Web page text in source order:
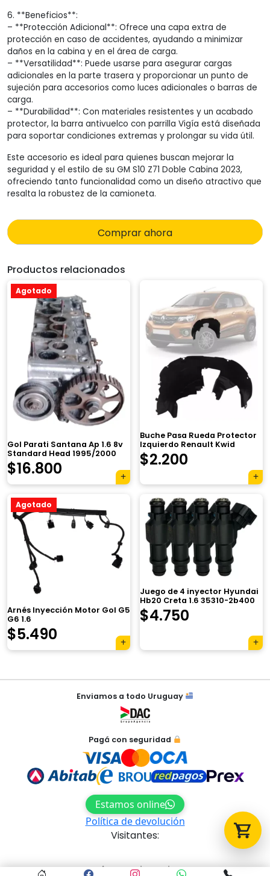
6. **Beneficios**:
– **Protección Adicional**: Ofrece una capa extra de
protección en caso de accidentes, ayudando a minimizar
daños en la cabina y en el área de carga.
– **Versatilidad**: Puede usarse para asegurar cargas
adicionales en la parte trasera y proporcionar un punto de
sujeción para accesorios como luces adicionales o barras de
carga.
– **Durabilidad**: Con materiales resistentes y un acabado
protector, la barra antivuelco con parrilla Vigía está diseñada
para soportar condiciones extremas y prolongar su vida útil.
Este accesorio es ideal para quienes buscan mejorar la
seguridad y el estilo de su GM S10 Z71 Doble Cabina 2023,
ofreciendo tanto funcionalidad como un diseño atractivo que
resalta la robustez de la camioneta.
Comprar ahora
Productos relacionados
Agotado
Gol Parati Santana Ap 1.6 8v
Standard Head 1995/2000
$16.800
Buche Pasa Rueda Protector
Izquierdo Renault Kwid
$2.200
Agotado
Arnés Inyección Motor Gol G5
G6 1.6
$5.490
Juego de 4 inyector Hyundai
Hb20 Creta 1.6 35310-2b400
$4.750
NavegaciónEnviamos a todo Uruguay
Pagá con seguridad
Estamos online
Política de devolución
Visitantes:
Acceso al panel
Tu carrito está vacío.
automáticamente.